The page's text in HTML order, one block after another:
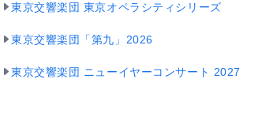
東京交響楽団 東京オペラシティシリーズ
東京交響楽団「第九」2026
東京交響楽団 ニューイヤーコンサート 2027